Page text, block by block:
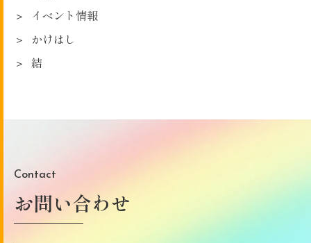
イベント情報
かけはし
結
Contact
お問い合わせ